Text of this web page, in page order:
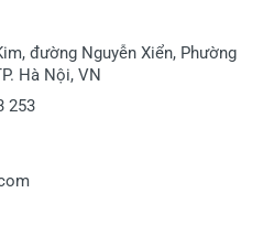
đường Nguyễn Xiển, Phường
Hà Nội, VN
253